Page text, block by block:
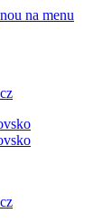
na menu